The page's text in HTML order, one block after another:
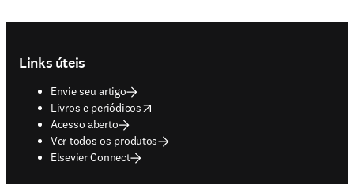
Links úteis
Envie seu artigo
Livros e periódicos
opens in new tab/window
Acesso aberto
Ver todos os produtos
Elsevier Connect